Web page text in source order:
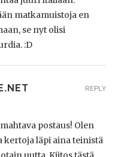
matkamuistoja en
se nyt olisi
:D
postaus! Olen
läpi aina teinistä
REPLY